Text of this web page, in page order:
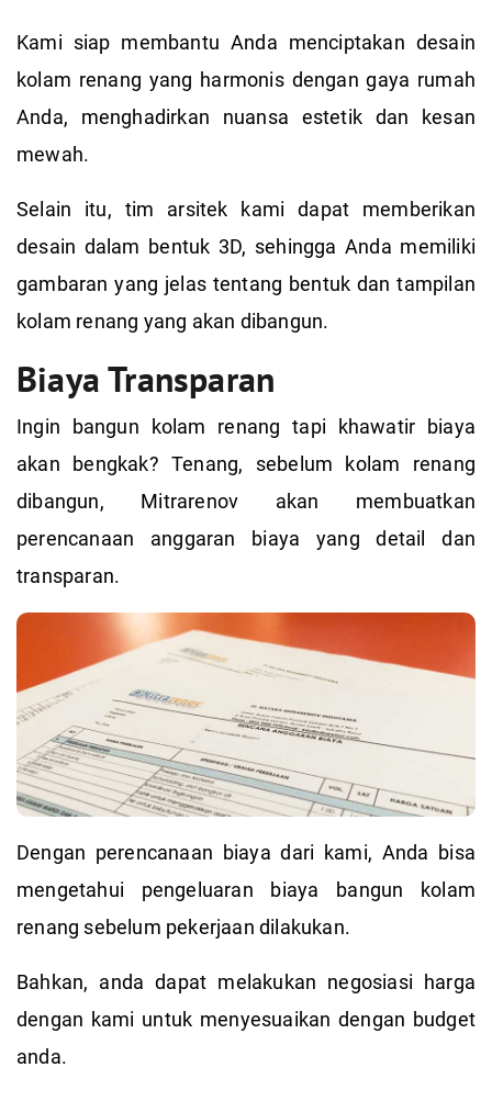
Kami siap membantu Anda menciptakan desain
kolam renang yang harmonis dengan gaya rumah
Anda, menghadirkan nuansa estetik dan kesan
mewah.
Selain itu, tim arsitek kami dapat memberikan
desain dalam bentuk 3D, sehingga Anda memiliki
gambaran yang jelas tentang bentuk dan tampilan
kolam renang yang akan dibangun.
Biaya Transparan
Ingin bangun kolam renang tapi khawatir biaya
akan bengkak? Tenang, sebelum kolam renang
dibangun, Mitrarenov akan membuatkan
perencanaan anggaran biaya yang detail dan
transparan.
Dengan perencanaan biaya dari kami, Anda bisa
mengetahui pengeluaran biaya bangun kolam
renang sebelum pekerjaan dilakukan.
Bahkan, anda dapat melakukan negosiasi harga
dengan kami untuk menyesuaikan dengan budget
anda.